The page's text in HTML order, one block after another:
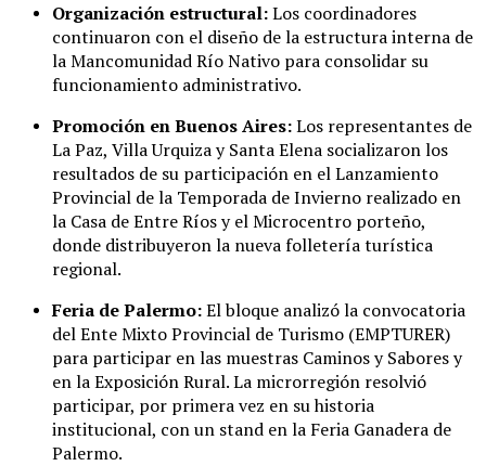
Organización estructural:Los coordinadores
continuaron con el diseño de la estructura interna de
la Mancomunidad Río Nativo para consolidar su
funcionamiento administrativo.
Promoción en Buenos Aires:Los representantes de
La Paz, Villa Urquiza y Santa Elena socializaron los
resultados de su participación en el Lanzamiento
Provincial de la Temporada de Invierno realizado en
la Casa de Entre Ríos y el Microcentro porteño,
donde distribuyeron la nueva folletería turística
regional.
Feria de Palermo:El bloque analizó la convocatoria
del Ente Mixto Provincial de Turismo (EMPTURER)
para participar en las muestras Caminos y Sabores y
en la Exposición Rural. La microrregión resolvió
participar, por primera vez en su historia
institucional, con un stand en la Feria Ganadera de
Palermo.